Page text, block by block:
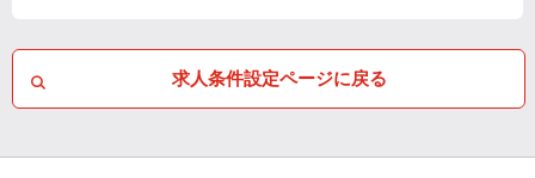
求人条件設定ページに戻る